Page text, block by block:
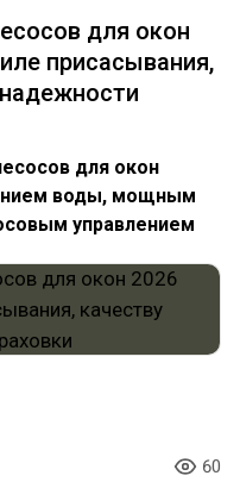
для окон
присасывания,
для окон
воды, мощным
управлением
60